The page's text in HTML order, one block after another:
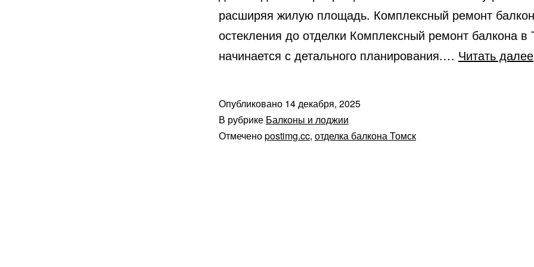
расширяя жилую площадь. Комплексный ремонт
остекления до отделки Комплексный ремонт балкона в
начинается с детального планирования.… Читать далее
Опубликовано 14 декабря, 2025
В рубрике Балконы и лоджии
Отмеченоpostimg.cc, отделка балкона Томск